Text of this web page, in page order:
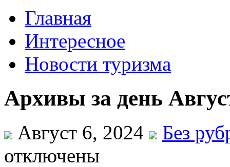
Главная
Интересное
Новости туризма
Архивы за день
Август 6, 2024
Без
отключены